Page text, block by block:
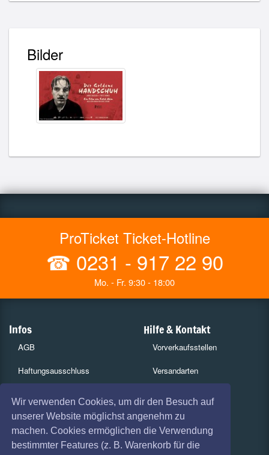
Wir verwenden Cookies, um dir den Besuch auf
unserer Website möglichst angenehm zu
machen. Cookies ermöglichen die Verwendung
bestimmter Features (z. B. Warenkorb für die
Bilder
ProTicket Ticket-Hotline
☎ 0231 - 917 22 90
Mo. - Fr. 9:30 - 18:00
Infos
AGB
Haftungsausschluss
Widerruf
Impressum
Hilfe & Kontakt
Vorverkaufsstellen
Versandarten
Kulturpass
Services